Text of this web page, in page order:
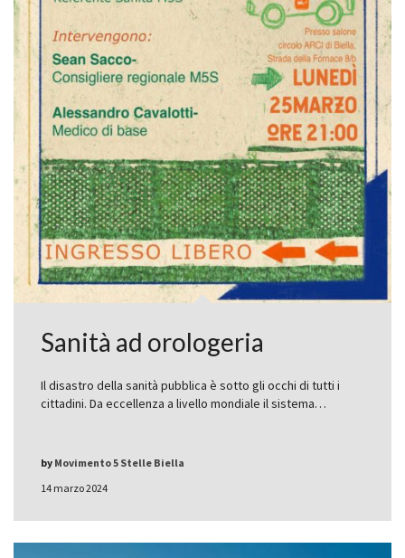
Sanità ad orologeria
Il disastro della sanità pubblica è sotto gli occhi di tutti i
cittadini. Da eccellenza a livello mondiale il sistema…
14 marzo 2024
by Movimento 5 Stelle Biella